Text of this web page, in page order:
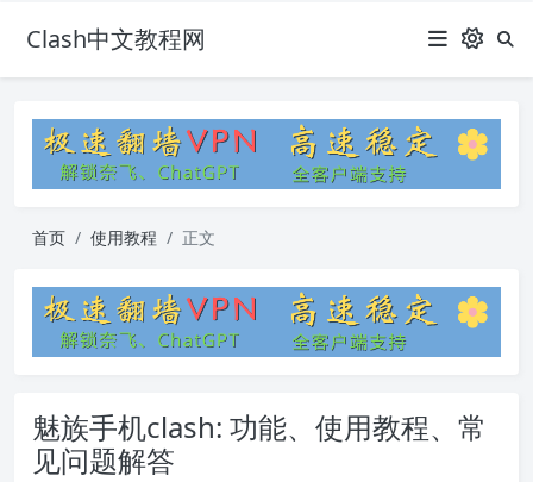
Clash中文教程网
首页 使用教程 正文
魅族手机clash: 功能、使用教程、常
见问题解答